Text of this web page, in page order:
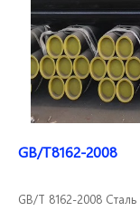
GB/T8162-2008
GB/T 8162-2008